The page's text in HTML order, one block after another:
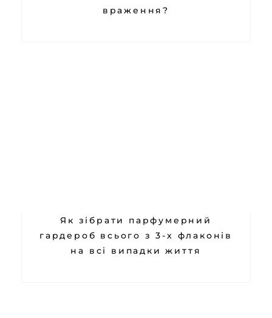
враження?
Як зібрати парфумерний
гардероб всього з 3-х флаконів
на всі випадки життя